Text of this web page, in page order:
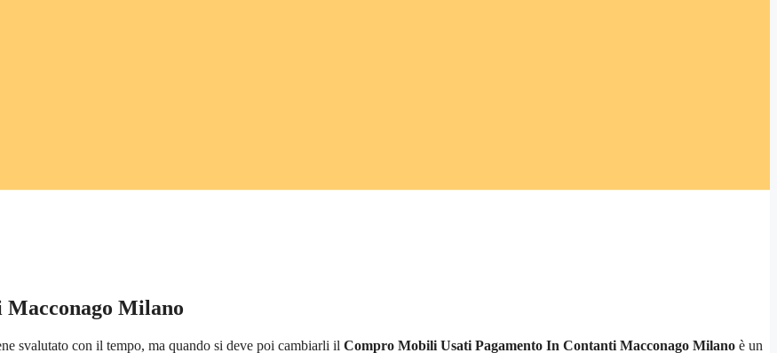
Milano
svalutato con il tempo, ma quando si deve poi cambiarli il Compro Mobili Usati Pagamento In Contanti Macconago Milano è un